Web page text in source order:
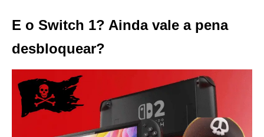
E o Switch 1? Ainda vale a pena
desbloquear?